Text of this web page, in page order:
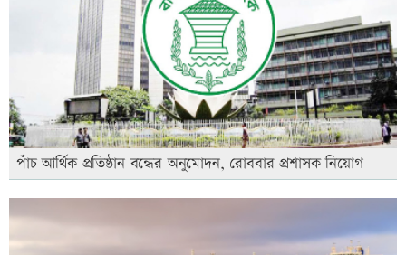
পাঁচ আর্থিক প্রতিষ্ঠান বন্ধের অনুমোদন, রোববার প্রশাসক নিয়োগ